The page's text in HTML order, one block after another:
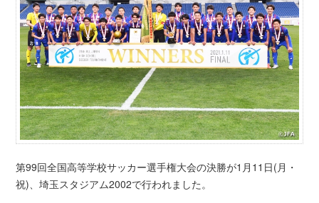
第99回全国高等学校サッカー選手権大会の決勝が1月11日(月・
祝)、埼玉スタジアム2002で行われました。